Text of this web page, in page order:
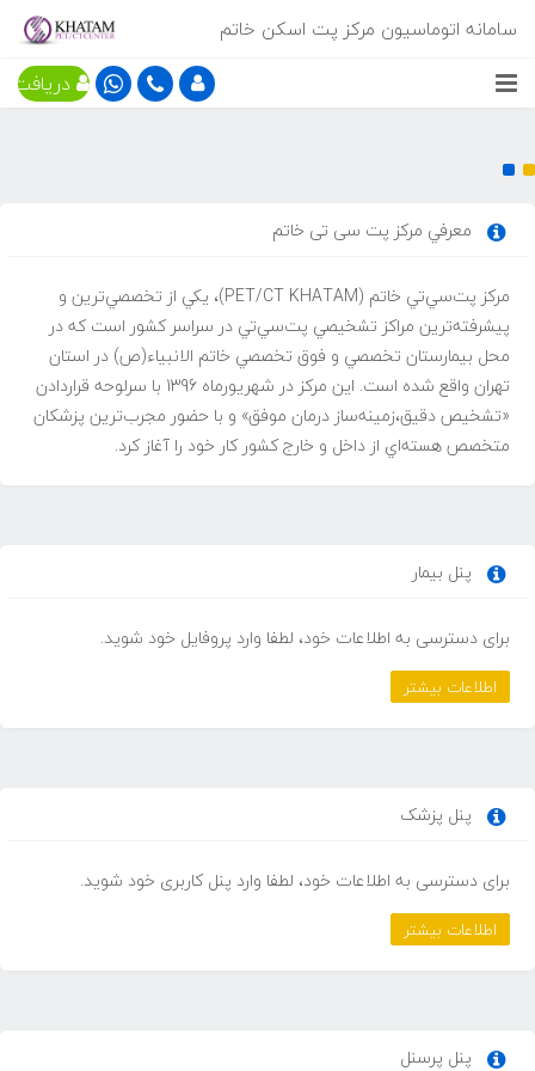
سامانه اتوماسیون مرکز پت اسکن خاتم
دریافت
معرفي مركز پت سی تی خاتم
مركز پت‌سي‌تي‌ خاتم (PET/CT KHATAM)، يكي از تخصصي‌ترين و
پيشرفته‌ترين مراكز تشخيصي پت‌سي‌تي در سراسر كشور است كه در
محل بيمارستان تخصصي و فوق تخصصي خاتم الانبياء(ص) در استان
تهران واقع شده است. اين مركز در شهريورماه 1396 با سرلوحه قراردادن
«تشخيص دقيق،زمينه‌ساز درمان موفق» و با حضور مجرب‌ترين پزشكان
متخصص هسته‌اي از داخل و خارج كشور كار خود را آغاز كرد.
پنل بیمار
برای دسترسی به اطلاعات خود، لطفا وارد پروفایل خود شوید.
اطلاعات بیشتر
پنل پزشک
برای دسترسی به اطلاعات خود، لطفا وارد پنل کاربری خود شوید.
اطلاعات بیشتر
پنل پرسنل